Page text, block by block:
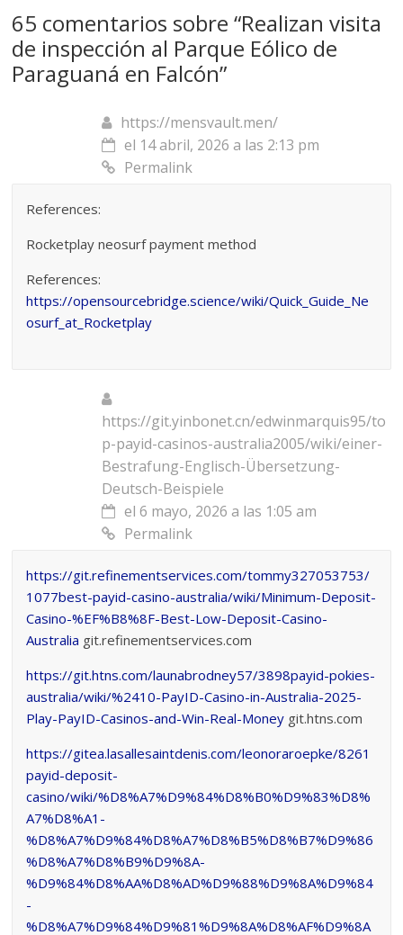
65 comentarios sobre “Realizan visita
de inspección al Parque Eólico de
Paraguaná en Falcón”
https://mensvault.men/
el 14 abril, 2026 a las 2:13 pm
Permalink
References:
Rocketplay neosurf payment method
References:
https://opensourcebridge.science/wiki/Quick_Guide_Ne
osurf_at_Rocketplay
https://git.yinbonet.cn/edwinmarquis95/to
p-payid-casinos-australia2005/wiki/einer-
Bestrafung-Englisch-Übersetzung-
Deutsch-Beispiele
el 6 mayo, 2026 a las 1:05 am
Permalink
https://git.refinementservices.com/tommy327053753/
1077best-payid-casino-australia/wiki/Minimum-Deposit-
Casino-%EF%B8%8F-Best-Low-Deposit-Casino-
Australia git.refinementservices.com
https://git.htns.com/launabrodney57/3898payid-pokies-
australia/wiki/%2410-PayID-Casino-in-Australia-2025-
Play-PayID-Casinos-and-Win-Real-Money git.htns.com
https://gitea.lasallesaintdenis.com/leonoraroepke/8261
payid-deposit-
casino/wiki/%D8%A7%D9%84%D8%B0%D9%83%D8%
A7%D8%A1-
%D8%A7%D9%84%D8%A7%D8%B5%D8%B7%D9%86
%D8%A7%D8%B9%D9%8A-
%D9%84%D8%AA%D8%AD%D9%88%D9%8A%D9%84
-
%D8%A7%D9%84%D9%81%D9%8A%D8%AF%D9%8A